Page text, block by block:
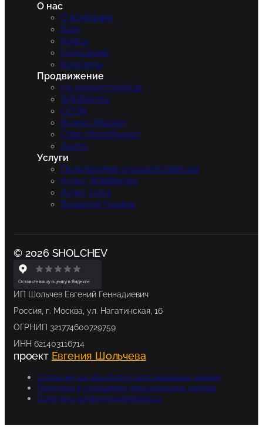
О нас
О компании
Блог
Кейсы
Глоссарий
Контакты
Продвижение
На маркетплейсах
WildBerries
OZON
Яндекс.Маркет
Сбер МегаМаркет
Авито
Услуги
Подключение к маркетплейсам
Аудит WildBerries
Аудит Озон
Внешний трафик
© 2026 SHOLCHEV
ИП Шольчев Евгений Геннадиевич
Россия, г. Москва, ул. Нагатинская, 16
ОГРНИП 321774600729759
ИНН 621403116714
проект Евгения Шольчева
Согласие на обработку персональных данных
Политика в отношении персональных данных
Политика конфиденциальности